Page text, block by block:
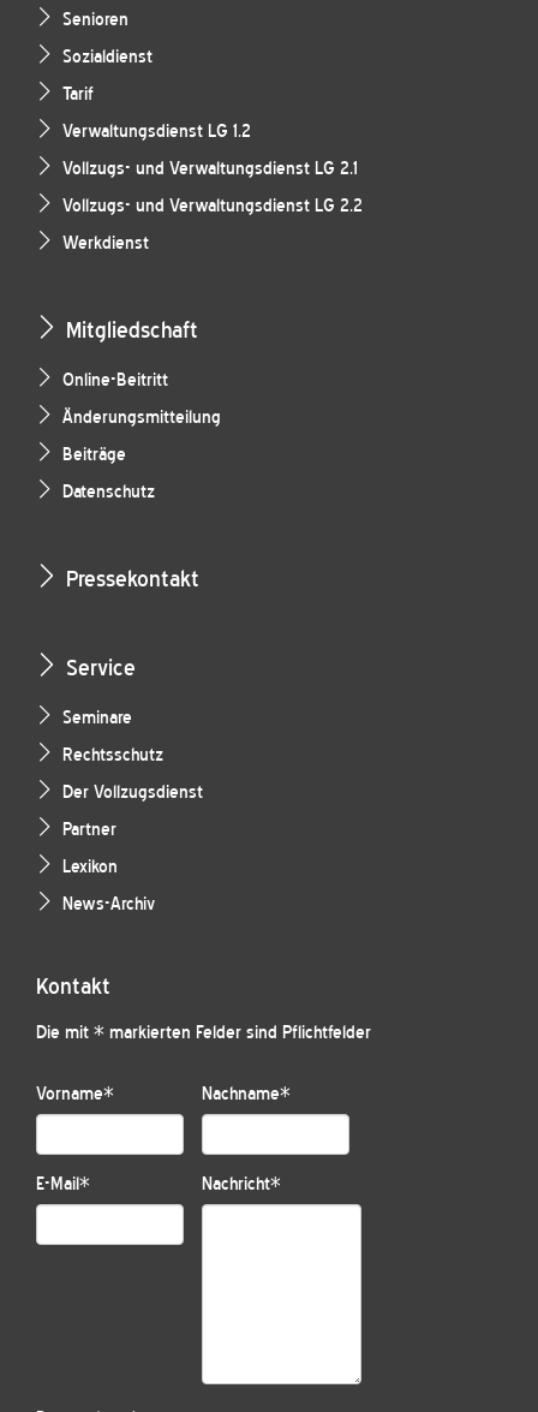
Senioren
Sozialdienst
Tarif
Verwaltungsdienst LG 1.2
Vollzugs- und Verwaltungsdienst LG 2.1
Vollzugs- und Verwaltungsdienst LG 2.2
Werkdienst
Mitgliedschaft
Online-Beitritt
Änderungsmitteilung
Beiträge
Datenschutz
Pressekontakt
Service
Seminare
Rechtsschutz
Der Vollzugsdienst
Partner
Lexikon
News-Archiv
Kontakt
Die mit * markierten Felder sind Pflichtfelder
Vorname* Nachname*
E-Mail* Nachricht*